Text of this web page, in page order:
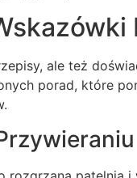
ale też
porad, które